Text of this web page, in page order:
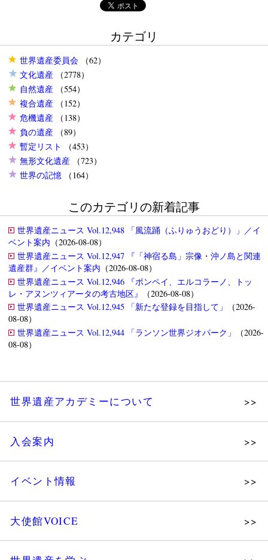
カテゴリ
世界遺産委員会（62）
文化遺産（2778）
自然遺産（554）
複合遺産（152）
危機遺産（138）
負の遺産（89）
暫定リスト
（453）
無形文化遺産（723）
世界の記憶（164）
このカテゴリの新着記事
世界遺産ニュース Vol.12,948 「風流踊（ふりゅうおどり）」／イ
ベント案内 （2026-08-08）
世界遺産ニュース Vol.12,947 『「神宿る島」宗像・沖ノ島と関連
遺産群』／イベント案内 （2026-08-08）
世界遺産ニュース Vol.12,946 『ポンペイ、エルコラーノ、トッ
レ・アヌンツィアータの考古地区』
（2026-08-08）
世界遺産ニュース Vol.12,945 「新たな登録を目指して」
（2026-
08-08）
世界遺産ニュース Vol.12,944 「ランソン世界ジオパーク」
（2026-
08-08）
世界遺産アカデミーについて
組織図・役員
法人会員・協賛団体／公認団体
入会案内
イベント情報
展示会
大使館VOICE